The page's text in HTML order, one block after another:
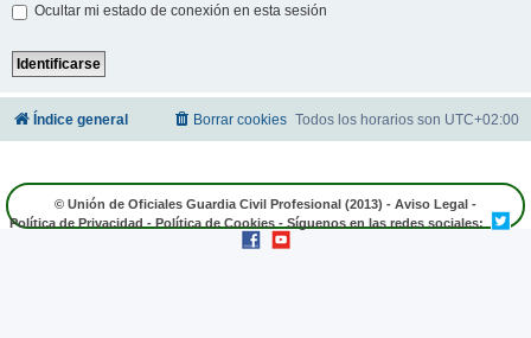
Ocultar mi estado de conexión en esta sesión
Índice general Todos los horarios son UTC+02:00
Borrar cookies
© Unión de Oficiales Guardia Civil Profesional (2013) - Aviso Legal -
Política de Privacidad - Política de Cookies - Síguenos en las redes sociales: